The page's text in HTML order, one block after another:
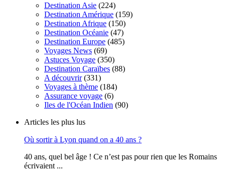
Destination Asie (224)
Destination Amérique (159)
Destination Afrique (150)
Destination Océanie (47)
Destination Europe (485)
Voyages News (69)
Astuces Voyage (350)
Destination Caraïbes (88)
A découvrir(331)
Voyages à thème (184)
Assurance voyage (6)
Iles de l'Océan Indien (90)
Articles les plus lus
Où sortir à Lyon quand on a 40 ans ?
40 ans, quel bel âge ! Ce n’est pas pour rien que les Romains
écrivaient ...